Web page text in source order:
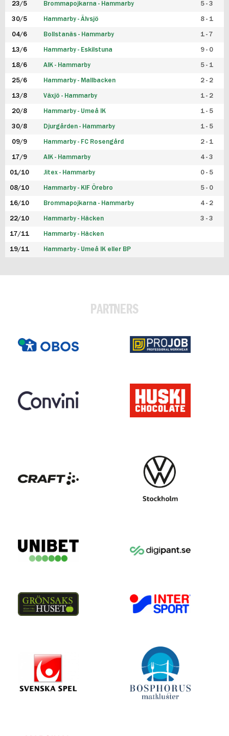
23/5 Brommapojkarna - Hammarby 5 - 3
30/5 Hammarby - Älvsjö 8 - 1
04/6 Bollstanäs - Hammarby 1 - 7
13/6 Hammarby - Eskilstuna 9 - 0
18/6 AIK - Hammarby 5 - 1
25/6 Hammarby - Mallbacken 2 - 2
13/8 Växjö - Hammarby 1 - 2
20/8 Hammarby - Umeå IK 1 - 5
30/8 Djurgården - Hammarby 1 - 5
09/9 Hammarby - FC Rosengård 2 - 1
17/9 AIK - Hammarby 4 - 3
01/10 Jitex - Hammarby 0 - 5
08/10 Hammarby - KIF Örebro 5 - 0
16/10 Brommapojkarna - Hammarby 4 - 2
22/10 Hammarby - Häcken 3 - 3
17/11 Hammarby - Häcken
19/11 Hammarby - Umeå IK eller BP
PARTNERS